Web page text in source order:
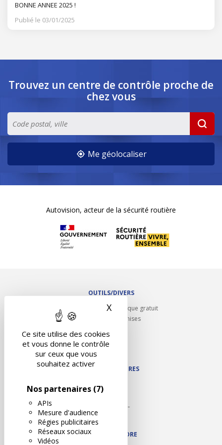
Ce site utilise des cookies
et vous donne le contrôle
sur ceux que vous
souhaitez activer
Nos partenaires (7)
APIs
Mesure d'audience
Régies publicitaires
Réseaux sociaux
Vidéos
X Masquer le bandeau des
BONNE ANNEE 2025 !
Publié le 03/01/2025
Trouvez un centre de contrôle proche de
chez vous
Me géolocaliser
Autovision, acteur de la sécurité routière
OUTILS/DIVERS
Rappel contrôle technique gratuit
Partenariats/Remises
Contact
NOS PARTENAIRES
Autodidact
Karoil
Autovision PL
Motovision
NOUS REJOINDRE